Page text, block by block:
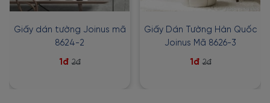
Giấy dán tường Joinus mã
8624-2
1đ 2đ
Giấy Dán Tường Hàn Quốc
Joinus Mã 8626-3
1đ 2đ